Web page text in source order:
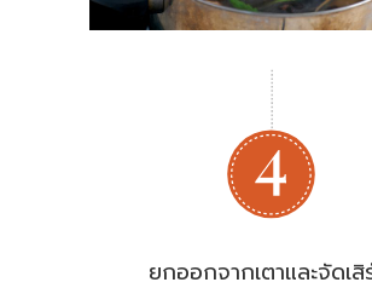
ยกออกจากเตาและจัดเ